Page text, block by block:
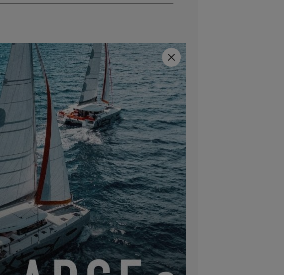
électronique.
Fermer